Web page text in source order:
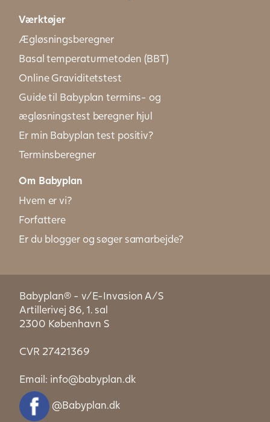
Værktøjer
Ægløsningsberegner
Basal temperaturmetoden (BBT)
Online Graviditetstest
Guide til Babyplan termins- og
ægløsningstest beregner hjul
Er min Babyplan test positiv?
Terminsberegner
Om Babyplan
Hvem er vi?
Forfattere
Er du blogger og søger samarbejde?
Babyplan® - v/E-Invasion A/S
Artillerivej 86, 1. sal
2300 København S
CVR 27421369
Email: info@babyplan.dk
@Babyplan.dk